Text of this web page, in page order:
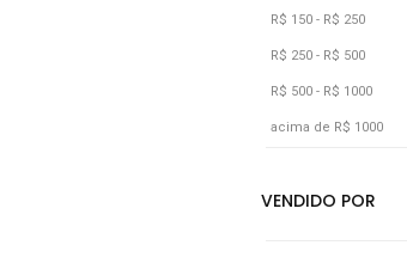
Lilás
Marrom
Off-white
Prata
Rosa
R$ 150 - R$ 250
R$ 250 - R$ 500
R$ 500 - R$ 1000
acima de R$ 1000